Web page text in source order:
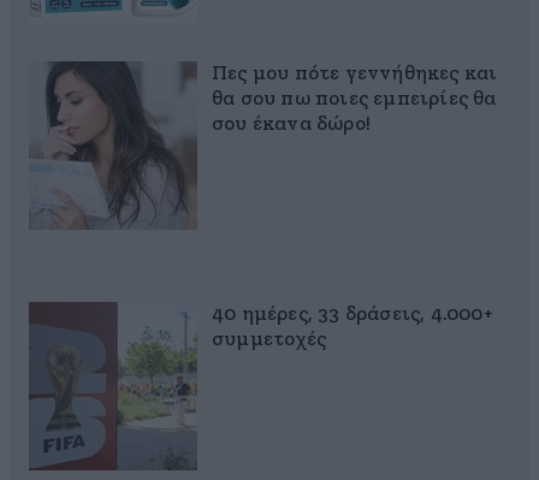
Πες μου πότε γεννήθηκες και
θα σου πω ποιες εμπειρίες θα
σου έκανα δώρο!
40 ημέρες, 33 δράσεις, 4.000+
συμμετοχές